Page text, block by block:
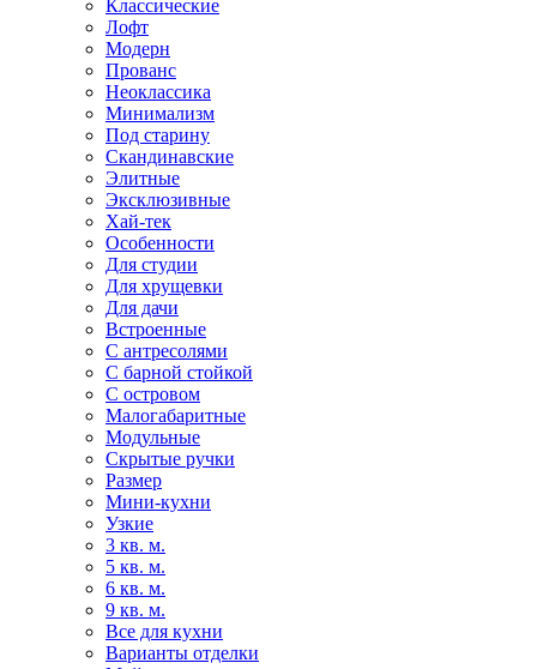
Классические
Лофт
Модерн
Прованс
Неоклассика
Минимализм
Под старину
Скандинавские
Элитные
Эксклюзивные
Хай-тек
Особенности
Для студии
Для хрущевки
Для дачи
Встроенные
С антресолями
С барной стойкой
С островом
Малогабаритные
Модульные
Скрытые ручки
Размер
Мини-кухни
Узкие
3 кв. м.
5 кв. м.
6 кв. м.
9 кв. м.
Все для кухни
Варианты отделки